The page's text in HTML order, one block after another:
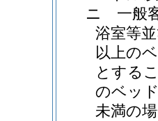
ニ
一般
浴室等
以上の
とする
のベッ
未満の